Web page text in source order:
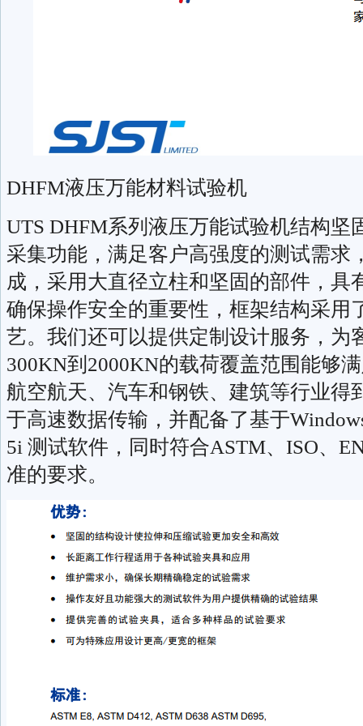
DHFM液压万能材料试验机
UTS DHFM系列液压万能试验机结构坚
采集功能，满足客户高强度的测试需求
成，采用大直径立柱和坚固的部件，具
确保操作安全的重要性，框架结构采用
艺。我们还可以提供定制设计服务，为
300KN到2000KN的载荷覆盖范围能够
航空航天、汽车和钢铁、建筑等行业得
于高速数据传输，并配备了基于
5i 测试软件，同时符合ASTM、ISO、
准的要求。